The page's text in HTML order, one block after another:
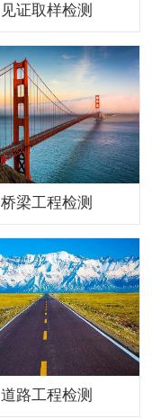
见证取样检测
桥梁工程检测
道路工程检测